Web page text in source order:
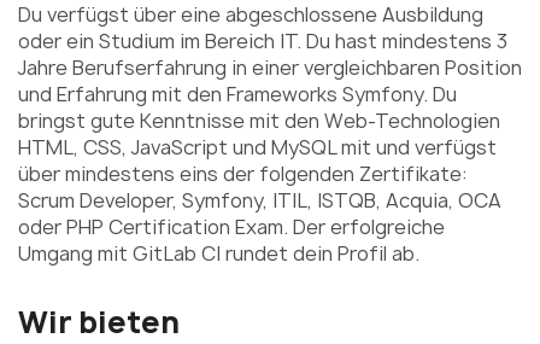
Du verfügst über eine abgeschlossene Ausbildung
oder ein Studium im Bereich IT. Du hast mindestens 3
Jahre Berufserfahrung in einer vergleichbaren Position
und Erfahrung mit den Frameworks Symfony. Du
bringst gute Kenntnisse mit den Web-Technologien
HTML, CSS, JavaScript und MySQL mit und verfügst
über mindestens eins der folgenden Zertifikate:
Scrum Developer, Symfony, ITIL, ISTQB, Acquia, OCA
oder PHP Certification Exam. Der erfolgreiche
Umgang mit GitLab CI rundet dein Profil ab.
Wir bieten